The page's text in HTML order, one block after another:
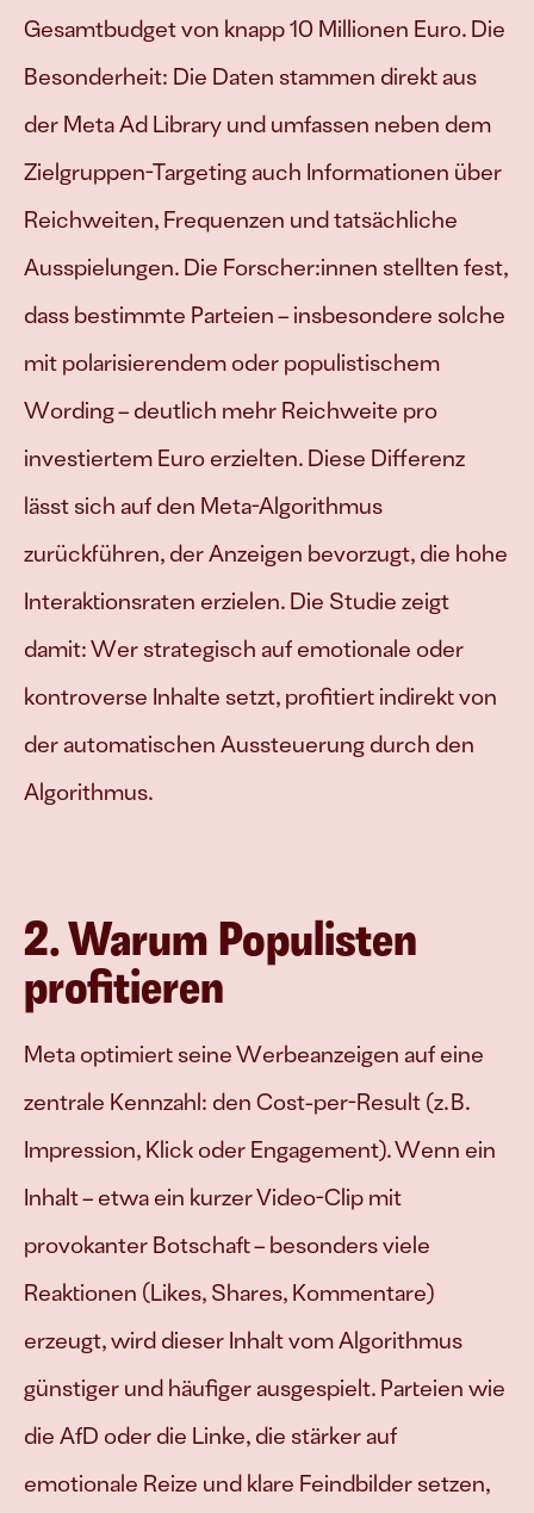
Gesamtbudget von knapp 10 Millionen Euro. Die
Besonderheit: Die Daten stammen direkt aus
der Meta Ad Library und umfassen neben dem
Zielgruppen-Targeting auch Informationen über
Reichweiten, Frequenzen und tatsächliche
Ausspielungen. Die Forscher:innen stellten fest,
dass bestimmte Parteien – insbesondere solche
mit polarisierendem oder populistischem
Wording – deutlich mehr Reichweite pro
investiertem Euro erzielten. Diese Differenz
lässt sich auf den Meta-Algorithmus
zurückführen, der Anzeigen bevorzugt, die hohe
Interaktionsraten erzielen. Die Studie zeigt
damit: Wer strategisch auf emotionale oder
kontroverse Inhalte setzt, profitiert indirekt von
der automatischen Aussteuerung durch den
Algorithmus.
2. Warum Populisten
profitieren
Meta optimiert seine Werbeanzeigen auf eine
zentrale Kennzahl: den Cost-per-Result (z. B.
Impression, Klick oder Engagement). Wenn ein
Inhalt – etwa ein kurzer Video-Clip mit
provokanter Botschaft – besonders viele
Reaktionen (Likes, Shares, Kommentare)
erzeugt, wird dieser Inhalt vom Algorithmus
günstiger und häufiger ausgespielt. Parteien wie
die AfD oder die Linke, die stärker auf
emotionale Reize und klare Feindbilder setzen,